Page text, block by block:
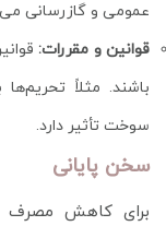
عمومی و گازرسانی
قوانین و مقررات:
باشند. مثلاً
سوخت تأثیر دارد.
سخن پایانی
برای کاهش مصرف